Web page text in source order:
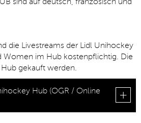
die Livestreams der Lidl Unihockey
Women im Hub kostenpflichtig. Die
gekauft werden.
Hub (OGR / Online